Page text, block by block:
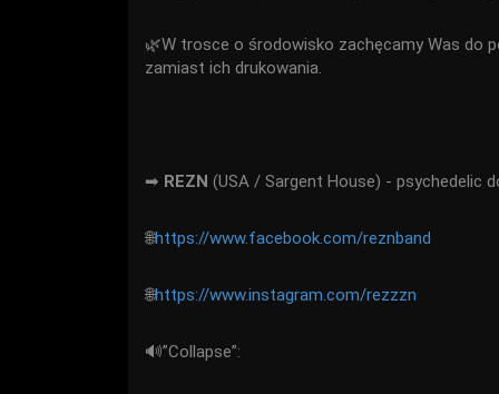
🌿W trosce o środowisko zachęcamy Was do
zamiast ich drukowania.
➡ REZN (USA / Sargent House) - psychedelic
🌐https://www.facebook.com/reznband
🌐https://www.instagram.com/rezzzn
🔊”Collapse”: